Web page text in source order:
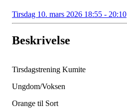
Tirsdag 10. mars 2026 18:55 - 20:10
Beskrivelse
Tirsdagstrening Kumite
Ungdom/Voksen
Orange til Sort